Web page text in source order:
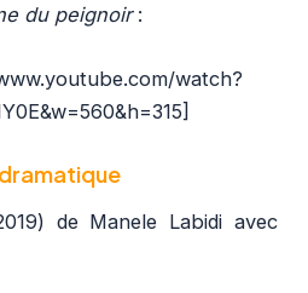
du peignoir:
watch?
de Manele Labidi avec